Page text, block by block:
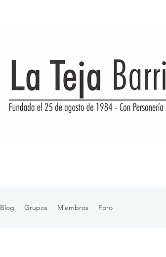
Blog Grupos Miembros Foro